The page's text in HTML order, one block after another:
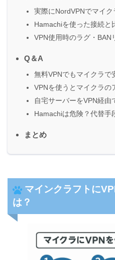
実際にNordVPNでマイ
Hamachiを使った接続と
VPN使用時のラグ・BAN
Q＆A
無料VPNでもマイクラで
VPNを使うとマイクラの
自宅サーバーをVPN経由
Hamachiは危険？代替手
まとめ
マインクラフトに
は？